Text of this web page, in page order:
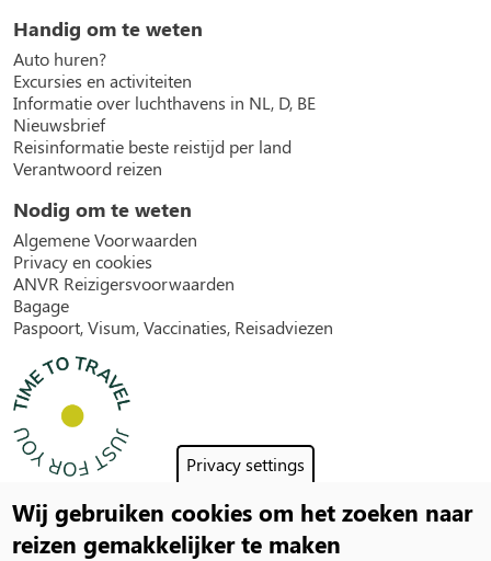
Privacy settings
Wij gebruiken cookies om het zoeken naar
reizen gemakkelijker te maken
Handig om te weten
Auto huren?
Excursies en activiteiten
Informatie over luchthavens in NL, D, BE
Nieuwsbrief
Reisinformatie beste reistijd per land
Verantwoord reizen
Nodig om te weten
Algemene Voorwaarden
Privacy en cookies
ANVR Reizigersvoorwaarden
Bagage
Paspoort, Visum, Vaccinaties, Reisadviezen
Social